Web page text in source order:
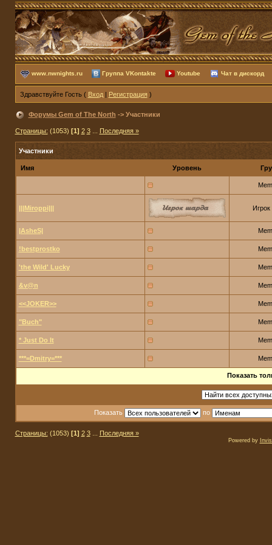
www.nwnights.ru Группа VKontakte Youtube Чат в дискорд
Здравствуйте Гость ( Вход| Регистрация)
Форумы Gem of The North -> Участники
Страницы: (1053) [1] 2 3... Последняя »
Участники
Имя Уровень
|||Miroppi|||
|AsheS|
!bestprostko
'the Wild' Lucky
&v@n
<<JOKER>>
"Buch"
* Just Do It
***=Dmitry=***
Показать
Показать по
Страницы: (1053) [1] 2 3... Последняя »
Powered by